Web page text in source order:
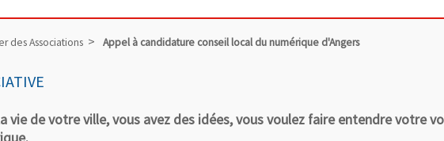
des Associations Appel à candidature conseil local du numérique d'Angers
vie de votre ville, vous avez des idées, vous voulez faire entendre votre